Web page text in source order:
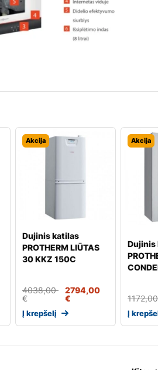
Akcija
Dujinis katilas
PROTHERM LIŪTAS
30 KKZ 150C
4038,00
€
2794,00
€
Į krepšelį
Akcija
Dujinis
1172,00
Į krepšelį